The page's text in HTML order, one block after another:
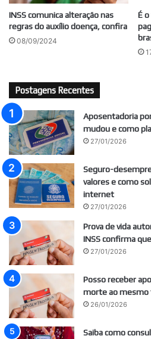
INSS comunica alteração nas
regras do auxílio doença, confira
08/09/2024
É
Postagens Recentes
Aposentadoria
mudou e como
27/01/2026
Seguro-
valores e como
internet
27/01/2026
Prova de vida
INSS confirma
27/01/2026
Posso receber
morte ao mesmo
26/01/2026
Saiba como